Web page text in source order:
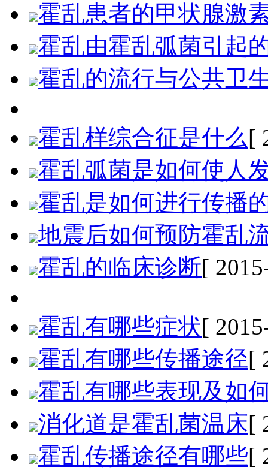
霍乱患者的甲状腺激
霍乱由霍乱弧菌引起
霍乱的流行与公共卫
霍乱样综合征是什么[
霍乱弧菌是如何使人
霍乱是如何进行传播
地震后如何预防霍乱
霍乱的临床诊断[
霍乱有哪些症状[
霍乱有哪些传播途径[
霍乱有哪些表现及如
消化道是霍乱菌温床[
霍乱传播途径有哪些[